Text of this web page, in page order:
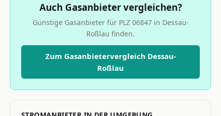
Auch Gasanbieter vergleichen?
Günstige Gasanbieter für PLZ 06847 in Dessau-
Roßlau finden.
Zum Gasanbietervergleich Dessau-
Roßlau